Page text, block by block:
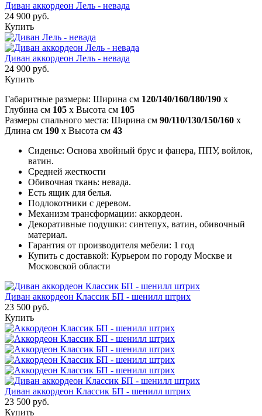
Диван аккордеон Лель - невада
24 900 руб.
Купить
Диван аккордеон Лель - невада
24 900 руб.
Купить
Габаритные размеры: Ширина см 120/140/160/180/190 x
Глубина см 105 x Высота см 105
Размеры спального места: Ширина см 90/110/130/150/160 x
Длина см 190 x Высота см 43
Сиденье: Основа хвойный брус и фанера, ППУ, войлок,
ватин.
Средней жесткости
Обивочная ткань: невада.
Есть ящик для белья.
Подлокотники с деревом.
Механизм трансформации: аккордеон.
Декоративные подушки: синтепух, ватин, обивочный
материал.
Гарантия от производителя мебели: 1 год
Купить с доставкой: Курьером по городу Москве и
Московской области
Диван аккордеон Классик БП - шенилл штрих
23 500 руб.
Купить
Диван аккордеон Классик БП - шенилл штрих
23 500 руб.
Купить